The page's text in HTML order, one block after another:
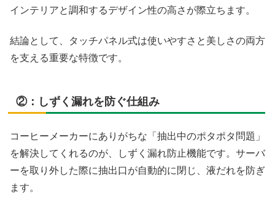
インテリアと調和するデザイン性の高さが際立ちます。
結論として、タッチパネル式は使いやすさと美しさの両方
を支える重要な特徴です。
②：しずく漏れを防ぐ仕組み
コーヒーメーカーにありがちな「抽出中のポタポタ問題」
を解決してくれるのが、しずく漏れ防止機能です。サーバ
ーを取り外した際に抽出口が自動的に閉じ、液だれを防ぎ
ます。